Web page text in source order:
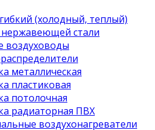
(холодный, теплый)
нержавеющей стали
воздуховоды
металлическая
пластиковая
потолочная
радиаторная ПВХ
воздухонагреватели